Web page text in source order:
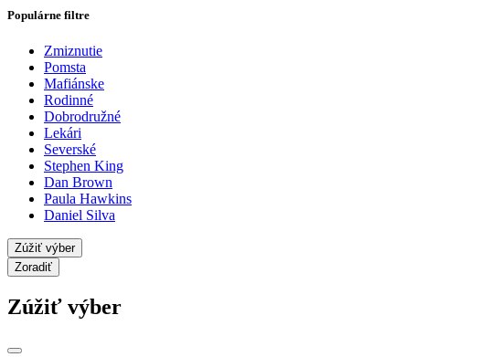
Populárne filtre
Zmiznutie
Pomsta
Mafiánske
Rodinné
Dobrodružné
Lekári
Severské
Stephen King
Dan Brown
Paula Hawkins
Daniel Silva
Zúžiť výber
Zoradiť
Zúžiť výber